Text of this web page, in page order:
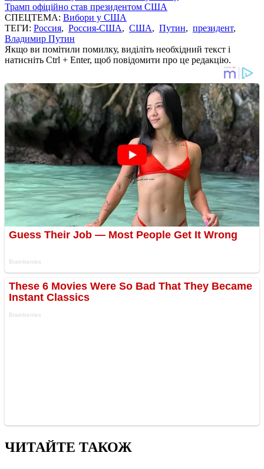
Трамп офіційно став президентом США
СПЕЦТЕМА: Вибори у США
ТЕГИ: Россия, Россия-США, США, Путин, президент,
Владимир Путин
Якщо ви помітили помилку, виділіть необхідний текст і
натисніть Ctrl + Enter, щоб повідомити про це редакцію.
ЧИТАЙТЕ ТАКОЖ